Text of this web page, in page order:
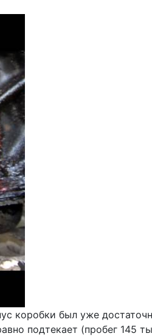
коробки был уже
подтекает (пробег 145